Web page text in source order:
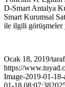
D-Smart Antalya
Smart Kurumsal
ile ilgili görüşmeler
Ocak 18, 2019/
https://
Image-2019-01-